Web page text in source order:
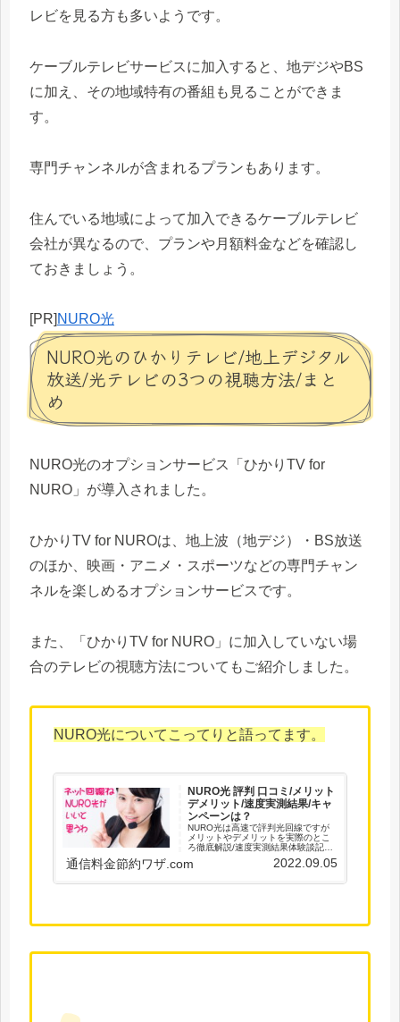
レビを見る方も多いようです。
ケーブルテレビサービスに加入すると、地デジやBS
に加え、その地域特有の番組も見ることができま
す。
専門チャンネルが含まれるプランもあります。
住んでいる地域によって加入できるケーブルテレビ
会社が異なるので、プランや月額料金などを確認し
ておきましょう。
[PR] NURO光
NURO光のひかりテレビ/地上デジタル
放送/光テレビの3つの視聴方法/まと
め
NURO光のオプションサービス「ひかりTV for
NURO」が導入されました。
ひかりTV for NUROは、地上波（地デジ）・BS放送
のほか、映画・アニメ・スポーツなどの専門チャン
ネルを楽しめるオプションサービスです。
また、「ひかりTV for NURO」に加入していない場
合のテレビの視聴方法についてもご紹介しました。
NURO光についてこってりと語ってます。
NURO光 評判 口コミ/メリット
デメリット/速度実測結果/キャ
ンペーンは？
NURO光は高速で評判光回線ですが
メリットやデメリットを実際のとこ
ろ徹底解説/速度実測結果体験談記録/
口コミ情報も/光回線ストレス無しの
安定ネット環境を/通信料金節約のワ
通信料金節約ワザ.com 2022.09.05